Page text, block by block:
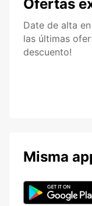
Ofertas
Date de alta
las últimas
descuento!
Misma